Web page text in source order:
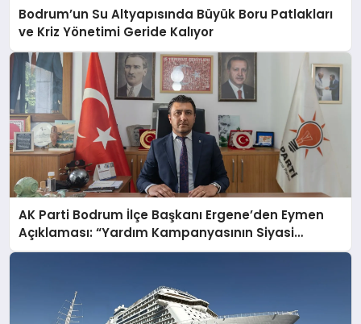
Bodrum’un Su Altyapısında Büyük Boru Patlakları
ve Kriz Yönetimi Geride Kalıyor
AK Parti Bodrum İlçe Başkanı Ergene’den Eymen
Açıklaması: “Yardım Kampanyasının Siyasi
Malzeme Yapılmasını Kınıyorum”